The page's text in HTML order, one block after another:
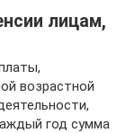
лицам,
возрастной
год сумма